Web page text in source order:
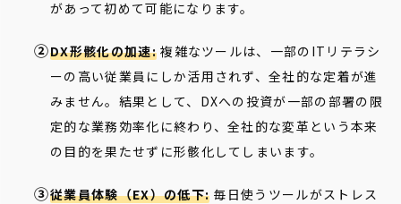
があって初めて可能になります。
DX形骸化の加速:複雑なツールは、一部のITリテラシ
ーの高い従業員にしか活用されず、全社的な定着が進
みません。結果として、DXへの投資が一部の部署の限
定的な業務効率化に終わり、全社的な変革という本来
の目的を果たせずに形骸化してしまいます。
従業員体験（EX）の低下: 毎日使うツールがストレス